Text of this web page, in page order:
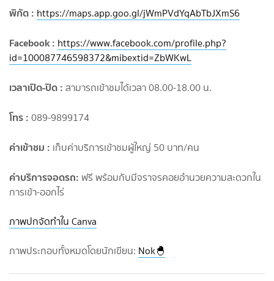
พิกัด : https://maps.app.goo.gl/jWmPVdYqAbTbJXmS6
Facebook : https://www.facebook.com/profile.php?
id=100087746598372&mibextid=ZbWKwL
เวลาเปิด-ปิด : สามารถเข้าชมได้เวลา 08.00-18.00 น.
โทร : 089-9899174
ค่าเข้าชม : เก็บค่าบริการเข้าชมผู้ใหญ่ 50 บาท/คน
ค่าบริการจอดรถ: ฟรี พร้อมกับมีจราจรคอยอำนวยความสะดวกใน
การเข้า-ออกไร่
ภาพปกจัดทำใน Canva
ภาพประกอบทั้งหมดโดยนักเขียน: Nok🐣